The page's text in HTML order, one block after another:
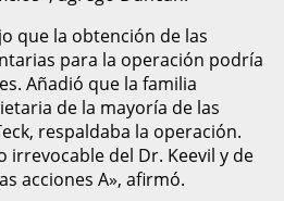
que la obtención de las
para la operación podría
Añadió que la familia
de la mayoría de las
respaldaba la operación.
irrevocable del Dr. Keevil y de
acciones A», afirmó.